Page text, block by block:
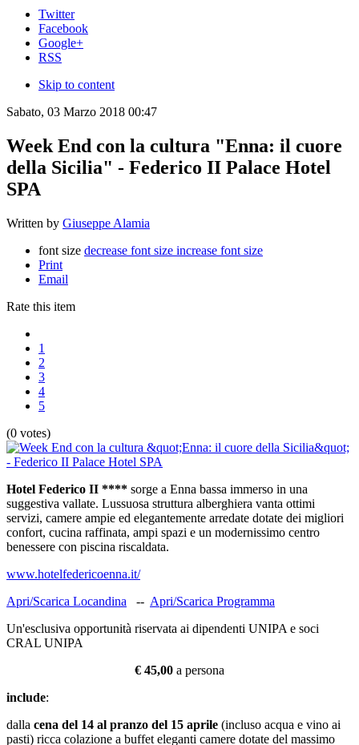
Twitter
Facebook
Google+
RSS
Skip to content
Sabato, 03 Marzo 2018 00:47
Week End con la cultura "Enna: il cuore
della Sicilia" - Federico II Palace Hotel
SPA
Written by Giuseppe Alamia
font size decrease font size increase font size
Print
Email
Rate this item
1
2
3
4
5
(0 votes)
Hotel Federico II **** sorge a Enna bassa immerso in una
suggestiva vallate. Lussuosa struttura alberghiera vanta ottimi
servizi, camere ampie ed elegantemente arredate dotate dei migliori
confort, cucina raffinata, ampi spazi e un modernissimo centro
benessere con piscina riscaldata.
www.hotelfedericoenna.it/
Apri/Scarica Locandina -- Apri/Scarica Programma
Un'esclusiva opportunità riservata ai dipendenti UNIPA e soci
CRAL UNIPA
€ 45,00 a persona
include:
dalla cena del 14 al pranzo del 15 aprile (incluso acqua e vino ai
pasti) ricca colazione a buffet eleganti camere dotate del massimo